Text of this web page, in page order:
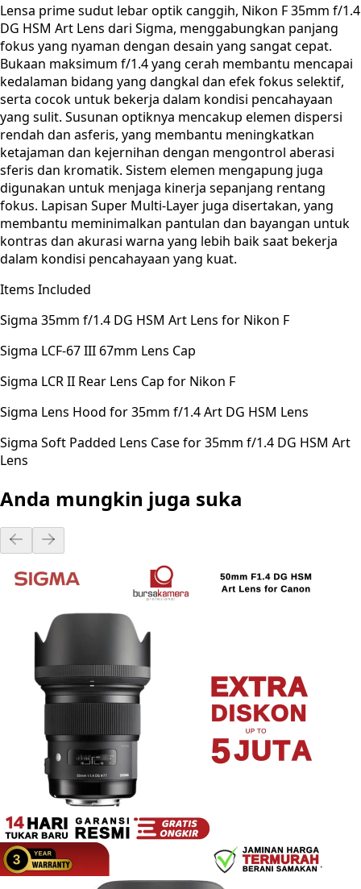
Lensa prime sudut lebar optik canggih, Nikon F 35mm f/1.4
DG HSM Art Lens dari Sigma, menggabungkan panjang
fokus yang nyaman dengan desain yang sangat cepat.
Bukaan maksimum f/1.4 yang cerah membantu mencapai
kedalaman bidang yang dangkal dan efek fokus selektif,
serta cocok untuk bekerja dalam kondisi pencahayaan
yang sulit. Susunan optiknya mencakup elemen dispersi
rendah dan asferis, yang membantu meningkatkan
ketajaman dan kejernihan dengan mengontrol aberasi
sferis dan kromatik. Sistem elemen mengapung juga
digunakan untuk menjaga kinerja sepanjang rentang
fokus. Lapisan Super Multi-Layer juga disertakan, yang
membantu meminimalkan pantulan dan bayangan untuk
kontras dan akurasi warna yang lebih baik saat bekerja
dalam kondisi pencahayaan yang kuat.
Items Included
Sigma 35mm f/1.4 DG HSM Art Lens for Nikon F
Sigma LCF-67 III 67mm Lens Cap
Sigma LCR II Rear Lens Cap for Nikon F
Sigma Lens Hood for 35mm f/1.4 Art DG HSM Lens
Sigma Soft Padded Lens Case for 35mm f/1.4 DG HSM Art
Lens
Anda mungkin juga suka